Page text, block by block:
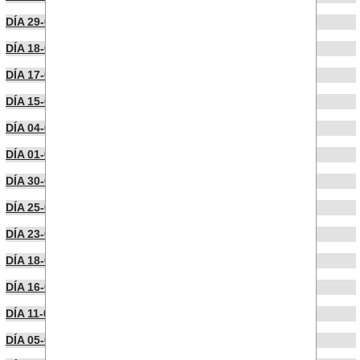
DÍA 29-07-2025
DÍA 18-07-2025
DÍA 17-07-2025
DÍA 15-07-2025
DÍA 04-07-2025
DÍA 01-07-2025
DÍA 30-06-2025
DÍA 25-06-2025
DÍA 23-06-2025
DÍA 18-06-2025
DÍA 16-06-2025
DÍA 11-06-2025
DÍA 05-05-2025